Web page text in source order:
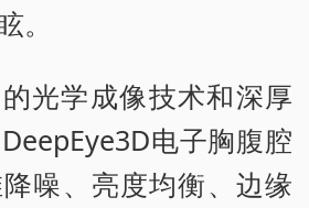
。
光学成像技术和深厚
电子胸腹腔
噪、亮度均衡、边缘